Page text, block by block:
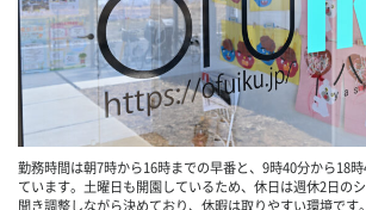
勤務時間は朝7時から16時までの早番と、9時40分から18
ています。土曜日も開園しているため、休日は週休2日の
聞き調整しながら決めており、休暇は取りやすい環境です